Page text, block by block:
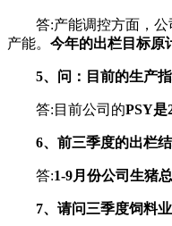
答:产能调控方面，
产能。 今年的出栏目标原
5、问：目前的生产指
答:目前公司的PSY是
6、前三季度的出栏
答:1-9月份公司生猪
7、请问三季度饲料